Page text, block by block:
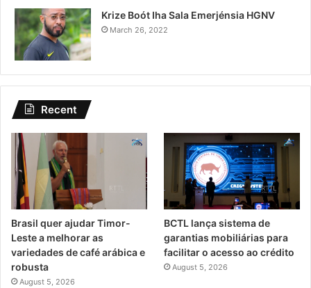
Krize Boót Iha Sala Emerjénsia HGNV
March 26, 2022
Recent
Brasil quer ajudar Timor-
Leste a melhorar as
variedades de café arábica e
robusta
August 5, 2026
BCTL lança sistema de
garantias mobiliárias para
facilitar o acesso ao crédito
August 5, 2026